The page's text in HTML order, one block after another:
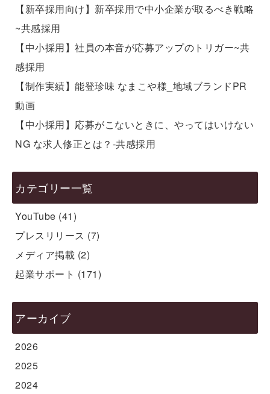
【新卒採用向け】新卒採用で中小企業が取るべき戦略
~共感採用
【中小採用】社員の本音が応募アップのトリガー~共
感採用
【制作実績】能登珍味 なまこや様_地域ブランドPR
動画
【中小採用】応募がこないときに、やってはいけない
NG な求人修正とは？-共感採用
カテゴリー一覧
YouTube (41)
プレスリリース (7)
メディア掲載 (2)
起業サポート (171)
アーカイブ
2026
2025
2024